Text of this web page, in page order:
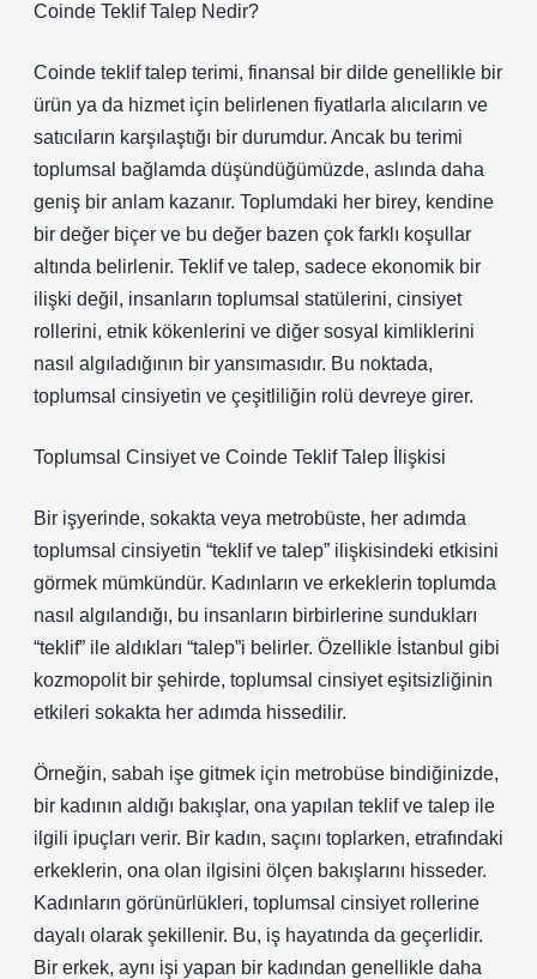
Coinde Teklif Talep Nedir?
Coinde teklif talep terimi, finansal bir dilde genellikle bir
ürün ya da hizmet için belirlenen fiyatlarla alıcıların ve
satıcıların karşılaştığı bir durumdur. Ancak bu terimi
toplumsal bağlamda düşündüğümüzde, aslında daha
geniş bir anlam kazanır. Toplumdaki her birey, kendine
bir değer biçer ve bu değer bazen çok farklı koşullar
altında belirlenir. Teklif ve talep, sadece ekonomik bir
ilişki değil, insanların toplumsal statülerini, cinsiyet
rollerini, etnik kökenlerini ve diğer sosyal kimliklerini
nasıl algıladığının bir yansımasıdır. Bu noktada,
toplumsal cinsiyetin ve çeşitliliğin rolü devreye girer.
Toplumsal Cinsiyet ve Coinde Teklif Talep İlişkisi
Bir işyerinde, sokakta veya metrobüste, her adımda
toplumsal cinsiyetin “teklif ve talep” ilişkisindeki etkisini
görmek mümkündür. Kadınların ve erkeklerin toplumda
nasıl algılandığı, bu insanların birbirlerine sundukları
“teklif” ile aldıkları “talep”i belirler. Özellikle İstanbul gibi
kozmopolit bir şehirde, toplumsal cinsiyet eşitsizliğinin
etkileri sokakta her adımda hissedilir.
Örneğin, sabah işe gitmek için metrobüse bindiğinizde,
bir kadının aldığı bakışlar, ona yapılan teklif ve talep ile
ilgili ipuçları verir. Bir kadın, saçını toplarken, etrafındaki
erkeklerin, ona olan ilgisini ölçen bakışlarını hisseder.
Kadınların görünürlükleri, toplumsal cinsiyet rollerine
dayalı olarak şekillenir. Bu, iş hayatında da geçerlidir.
Bir erkek, aynı işi yapan bir kadından genellikle daha